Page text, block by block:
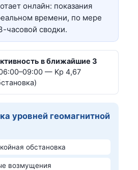
онлайн: показания
времени, по мере
часовой сводки.
в ближайшие 3
— Kp 4,67
уровней геомагнитной
обстановка
возмущения